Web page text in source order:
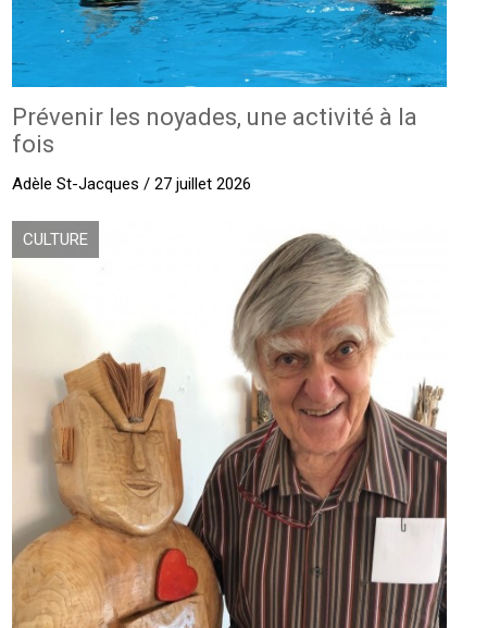
Prévenir les noyades, une activité à la
fois
Adèle St-Jacques / 27 juillet 2026
CULTURE